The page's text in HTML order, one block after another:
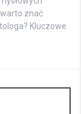
znać
Kluczowe